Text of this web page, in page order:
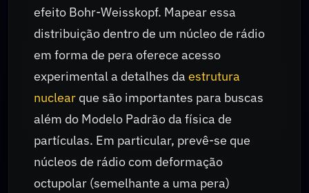
efeito Bohr-Weisskopf. Mapear essa
distribuição dentro de um núcleo de rádio
em forma de pera oferece acesso
experimental a detalhes da estrutura
nuclear que são importantes para buscas
além do Modelo Padrão da física de
partículas. Em particular, prevê-se que
núcleos de rádio com deformação
octupolar (semelhante a uma pera)